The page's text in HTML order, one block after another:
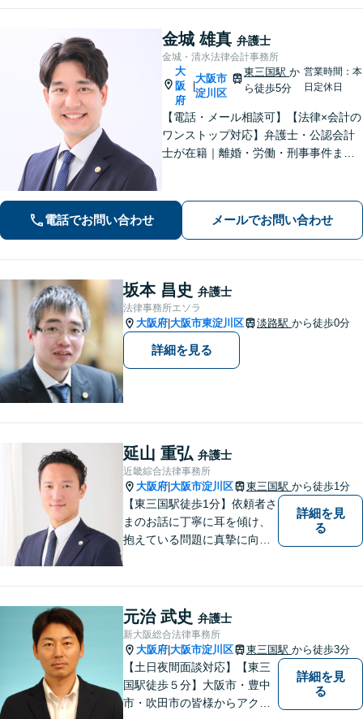
金城 雄真 弁護士
金城・清水法律会計事務所
大
阪
府
|
大阪市
淀川区
東三国駅か
ら徒歩5分
営業時間：本
日定休日
【電話・メール相談可】【法律×会計の
ワンストップ対応】弁護士・公認会計
士が在籍｜離婚・労働・刑事事件まで
をご提案します
電話でお問い合わせ メールでお問い合わせ
坂本 昌史 弁護士
法律事務所エソラ
大阪府 大阪市東淀川区 淡路駅 から徒歩0分
詳細を見る
延山 重弘 弁護士
近畿綜合法律事務所
大阪府 大阪市淀川区 東三国駅 から徒歩1分
【東三国駅徒歩1分】依頼者さ
まのお話に丁寧に耳を傾け、
抱えている問題に真摯に向き
します。まずはお気軽にご相
談にいらしてください。【休
日夜間相談可】
詳細を見
る
元治 武史 弁護士
新大阪総合法律事務所
大阪府 大阪市淀川区 東三国駅 から徒歩3分
【土日夜間面談対応】【東三
国駅徒歩５分】大阪市・豊中
市・吹田市の皆様からアクセ
詳細を見
る